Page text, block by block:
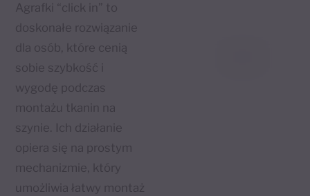
Agrafki “click in” to
doskonałe rozwiązanie
dla osób, które cenią
sobie szybkość i
wygodę podczas
montażu tkanin na
szynie. Ich działanie
opiera się na prostym
mechanizmie, który
umożliwia łatwy montaż